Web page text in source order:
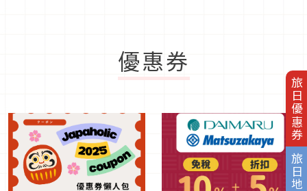
旅日優惠券
旅日地圖
優惠券